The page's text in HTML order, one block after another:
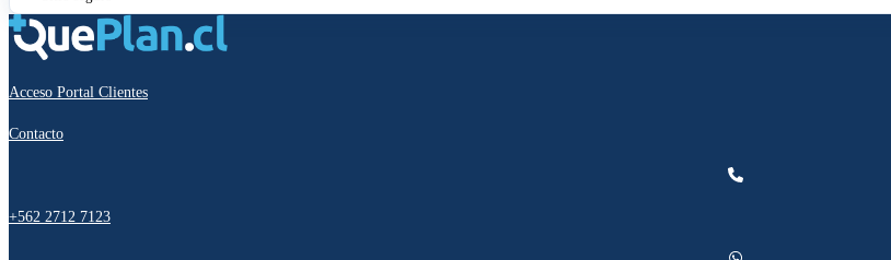
Acceso Portal Clientes
Contacto
+562 2712 7123